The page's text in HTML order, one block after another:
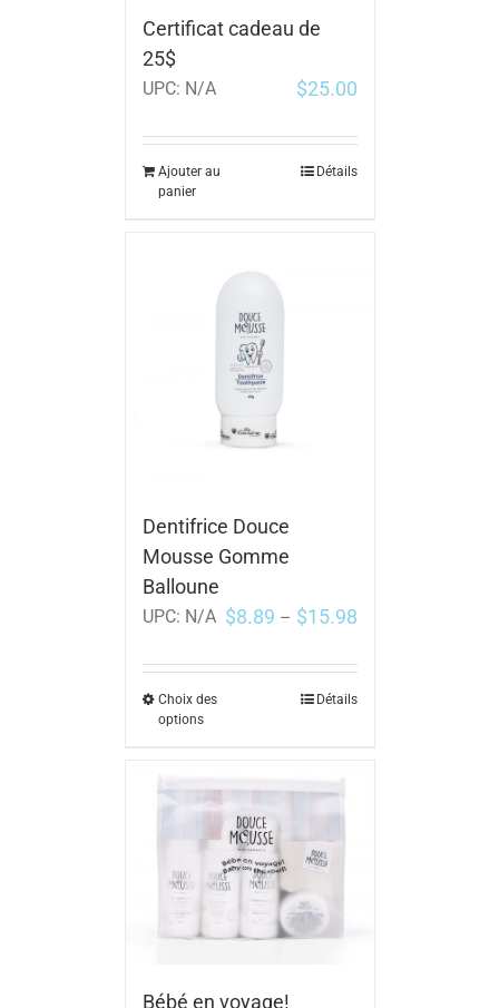
Certificat cadeau de
25$
UPC: N/A $25.00
Ajouter au
panier
Détails
Dentifrice Douce
Mousse Gomme
Balloune
UPC: N/A $8.89 – $15.98
Choix des
options
Détails
Bébé en voyage!